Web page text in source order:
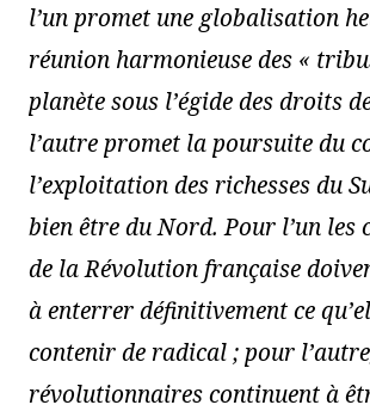
l’un promet une globalisation
réunion harmonieuse des «
planète sous l’égide des droits
l’autre promet la poursuite du
l’exploitation des richesses du
bien être du Nord. Pour l’un les
de la Révolution française do
à enterrer définitivement ce
contenir de radical ; pour
révolutionnaires continuent à